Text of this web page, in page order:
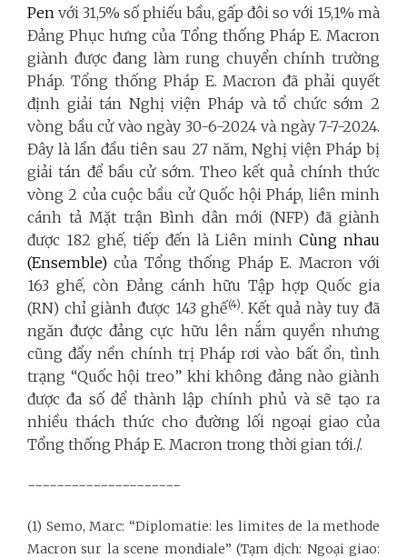
Pen với 31,5% số phiếu bầu, gấp đôi so với 15,1% mà
Đảng Phục hưng của Tổng thống Pháp E. Macron
giành được đang làm rung chuyển chính trường
Pháp. Tổng thống Pháp E. Macron đã phải quyết
định giải tán Nghị viện Pháp và tổ chức sớm 2
vòng bầu cử vào ngày 30-6-2024 và ngày 7-7-2024.
Đây là lần đầu tiên sau 27 năm, Nghị viện Pháp bị
giải tán để bầu cử sớm. Theo kết quả chính thức
vòng 2 của cuộc bầu cử Quốc hội Pháp, liên minh
cánh tả Mặt trận Bình dân mới (NFP) đã giành
được 182 ghế, tiếp đến là Liên minh Cùng nhau
(Ensemble)của Tổng thống Pháp E. Macron với
163 ghế, còn Đảng cánh hữu Tập hợp Quốc gia
(RN) chỉ giành được 143 ghế(4). Kết quả này tuy đã
ngăn được đảng cực hữu lên nắm quyền nhưng
cũng đẩy nền chính trị Pháp rơi vào bất ổn, tình
trạng “Quốc hội treo” khi không đảng nào giành
được đa số để thành lập chính phủ và sẽ tạo ra
nhiều thách thức cho đường lối ngoại giao của
Tổng thống Pháp E. Macron trong thời gian tới./.
---------------------
(1) Semo, Marc: “Diplomatie: les limites de la methode
Macron sur la scene mondiale” (Tạm dịch: Ngoại giao: